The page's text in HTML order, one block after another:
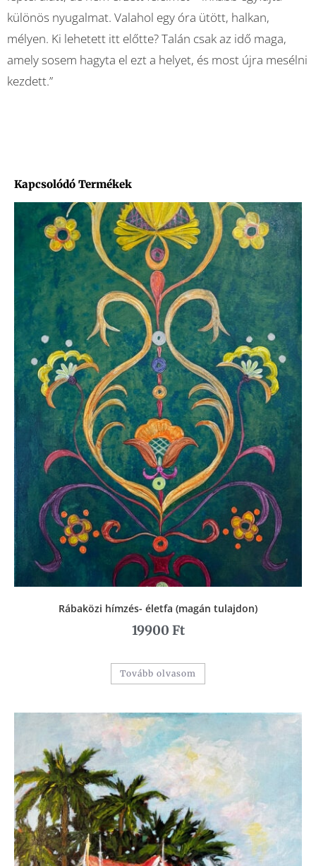
különös nyugalmat. Valahol egy óra ütött, halkan,
mélyen. Ki lehetett itt előtte? Talán csak az idő maga,
amely sosem hagyta el ezt a helyet, és most újra mesélni
kezdett.”
Kapcsolódó Termékek
Rábaközi hímzés- életfa (magán tulajdon)
19900 Ft
Tovább olvasom